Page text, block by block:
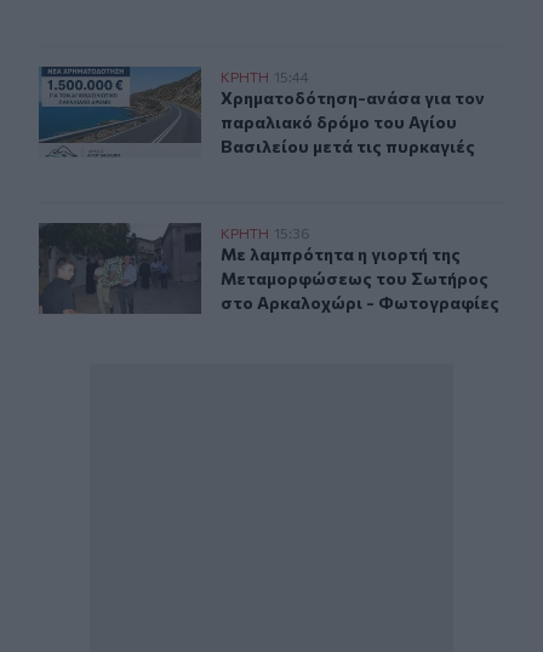
Χρηματοδότηση-ανάσα για τον παραλιακό δρόμο του
ΚΡΗΤΗ 15:44
Χρηματοδότηση-ανάσα για τον
Χρηματοδότηση-ανάσα για τον
παραλιακό δρόμο του Αγίου
Βασιλείου μετά τις πυρκαγιές
Το Αρκαλοχώρι γιόρτασε τον Προστάτη και
ΚΡΗΤΗ 15:36
Με λαμπρότητα η γιορτή της
Με λαμπρότητα η γιορτή της
Μεταμορφώσεως του Σωτήρος
στο Αρκαλοχώρι - Φωτογραφίες